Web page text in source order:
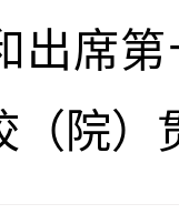
出席
（院